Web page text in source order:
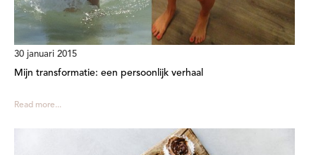
30 januari 2015
Mijn transformatie: een persoonlijk verhaal
Read more...